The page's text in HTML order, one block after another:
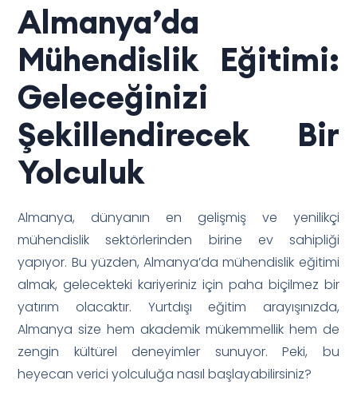
Almanya’da
Mühendislik Eğitimi:
Geleceğinizi
Şekillendirecek Bir
Yolculuk
Almanya, dünyanın en gelişmiş ve yenilikçi
mühendislik sektörlerinden birine ev sahipliği
yapıyor. Bu yüzden, Almanya’da mühendislik eğitimi
almak, gelecekteki kariyeriniz için paha biçilmez bir
yatırım olacaktır. Yurtdışı eğitim arayışınızda,
Almanya size hem akademik mükemmellik hem de
zengin kültürel deneyimler sunuyor. Peki, bu
heyecan verici yolculuğa nasıl başlayabilirsiniz?